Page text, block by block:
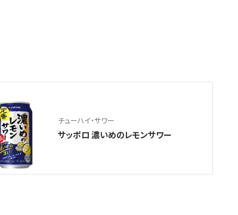
チューハイ・サワー
サッポロ 濃いめのレモンサワー